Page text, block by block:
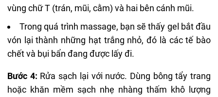
vùng chữ T (trán, mũi, cằm) và hai bên cánh mũi.
Trong quá trình massage, bạn sẽ thấy gel bắt đầu
vón lại thành những hạt trắng nhỏ, đó là các tế bào
chết và bụi bẩn đang được lấy đi.
Bước 4: Rửa sạch lại với nước. Dùng bông tẩy trang
hoặc khăn mềm sạch nhẹ nhàng thấm khô lượng